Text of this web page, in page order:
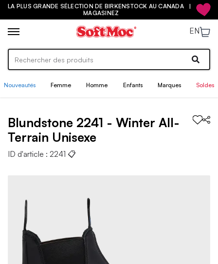
LA PLUS GRANDE SÉLECTION DE BIRKENSTOCK AU CANADA |
MAGASINEZ
EN
Nouveautés Femme Homme Enfants Marques Soldes
Blundstone 2241 - Winter All-
Terrain Unisexe
ID d'article : 2241 📋